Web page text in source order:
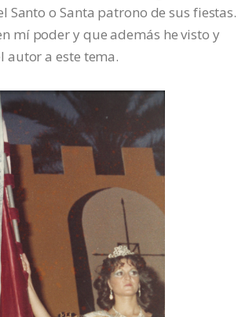
o Santa patrono de sus
mí poder y que además he visto y
autor a este tema.